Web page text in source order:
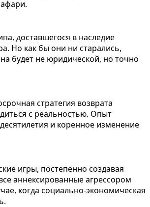
доставшегося в наследие
Но как бы они ни старались,
будет не юридической, но точно
стратегия возврата
с реальностью. Опыт
и коренное изменение
игры, постепенно создавая
аннексированные агрессором
когда социально-экономическая